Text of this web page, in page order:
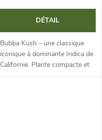
DÉTAIL
Bubba Kush - une classique
iconique à dominante Indica de
Californie. Plante compacte et
robuste, têtes denses et